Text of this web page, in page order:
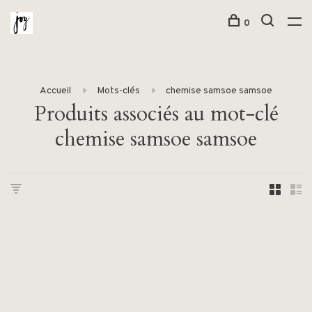
0
Accueil Mots-clés chemise samsoe samsoe
Produits associés au mot-clé
chemise samsoe samsoe